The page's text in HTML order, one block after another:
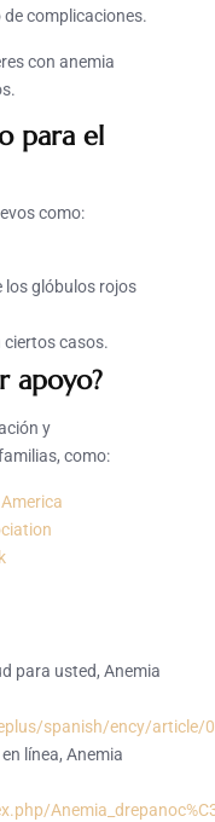
complicaciones.
con anemia
para el
como:
los glóbulos rojos
ciertos casos.
apoyo?
y
como:
para usted, Anemia
spanish/ency/article/
línea, Anemia